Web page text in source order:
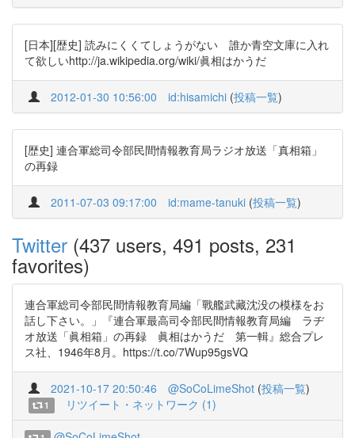
[日本][歴史] 読みにくくてしょうがない 誰か青空文庫に入れ
て欲しいhttp://ja.wikipedia.org/wiki/眞相はかうだ
2012-01-30 10:56:00 id:hisamichi (投稿一覧)
[歴史] 連合軍総司令部民間情報教育局ラジオ放送「真相箱」
の再録
2011-07-03 09:17:00 id:mame-tanuki (投稿一覧)
Twitter (437 users, 491 posts, 231
favorites)
連合軍総司令部民間情報教育局編「戰艦武藏沈没の模様をお
話し下さい。」『連合軍最高司令部民間情報教育局編 ラヂ
オ放送「眞相箱」の再録 眞相はかうだ 第一輯』総合プレ
ス社、1946年8月。https://t.co/7Wup95gsVQ
2021-10-17 20:50:46 @SoCoLimeShot (投稿一覧)
1 リツイート・ネットワーク (1)